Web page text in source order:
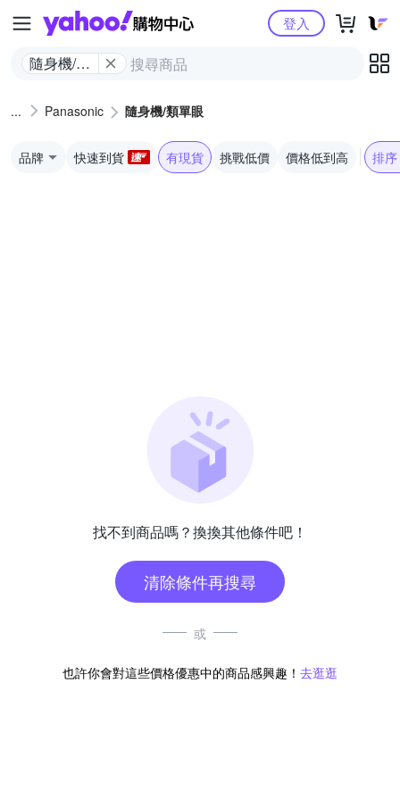
Yahoo購物中心
隨身機/類
登入
Panasonic 隨身機/類單眼
品牌 快速到貨 有現貨 挑戰低價 價格低到高 排序
找不到商品嗎？換換其他條件吧！
清除條件再搜尋
或
也許你會對這些價格優惠中的商品感興趣！ 去逛逛